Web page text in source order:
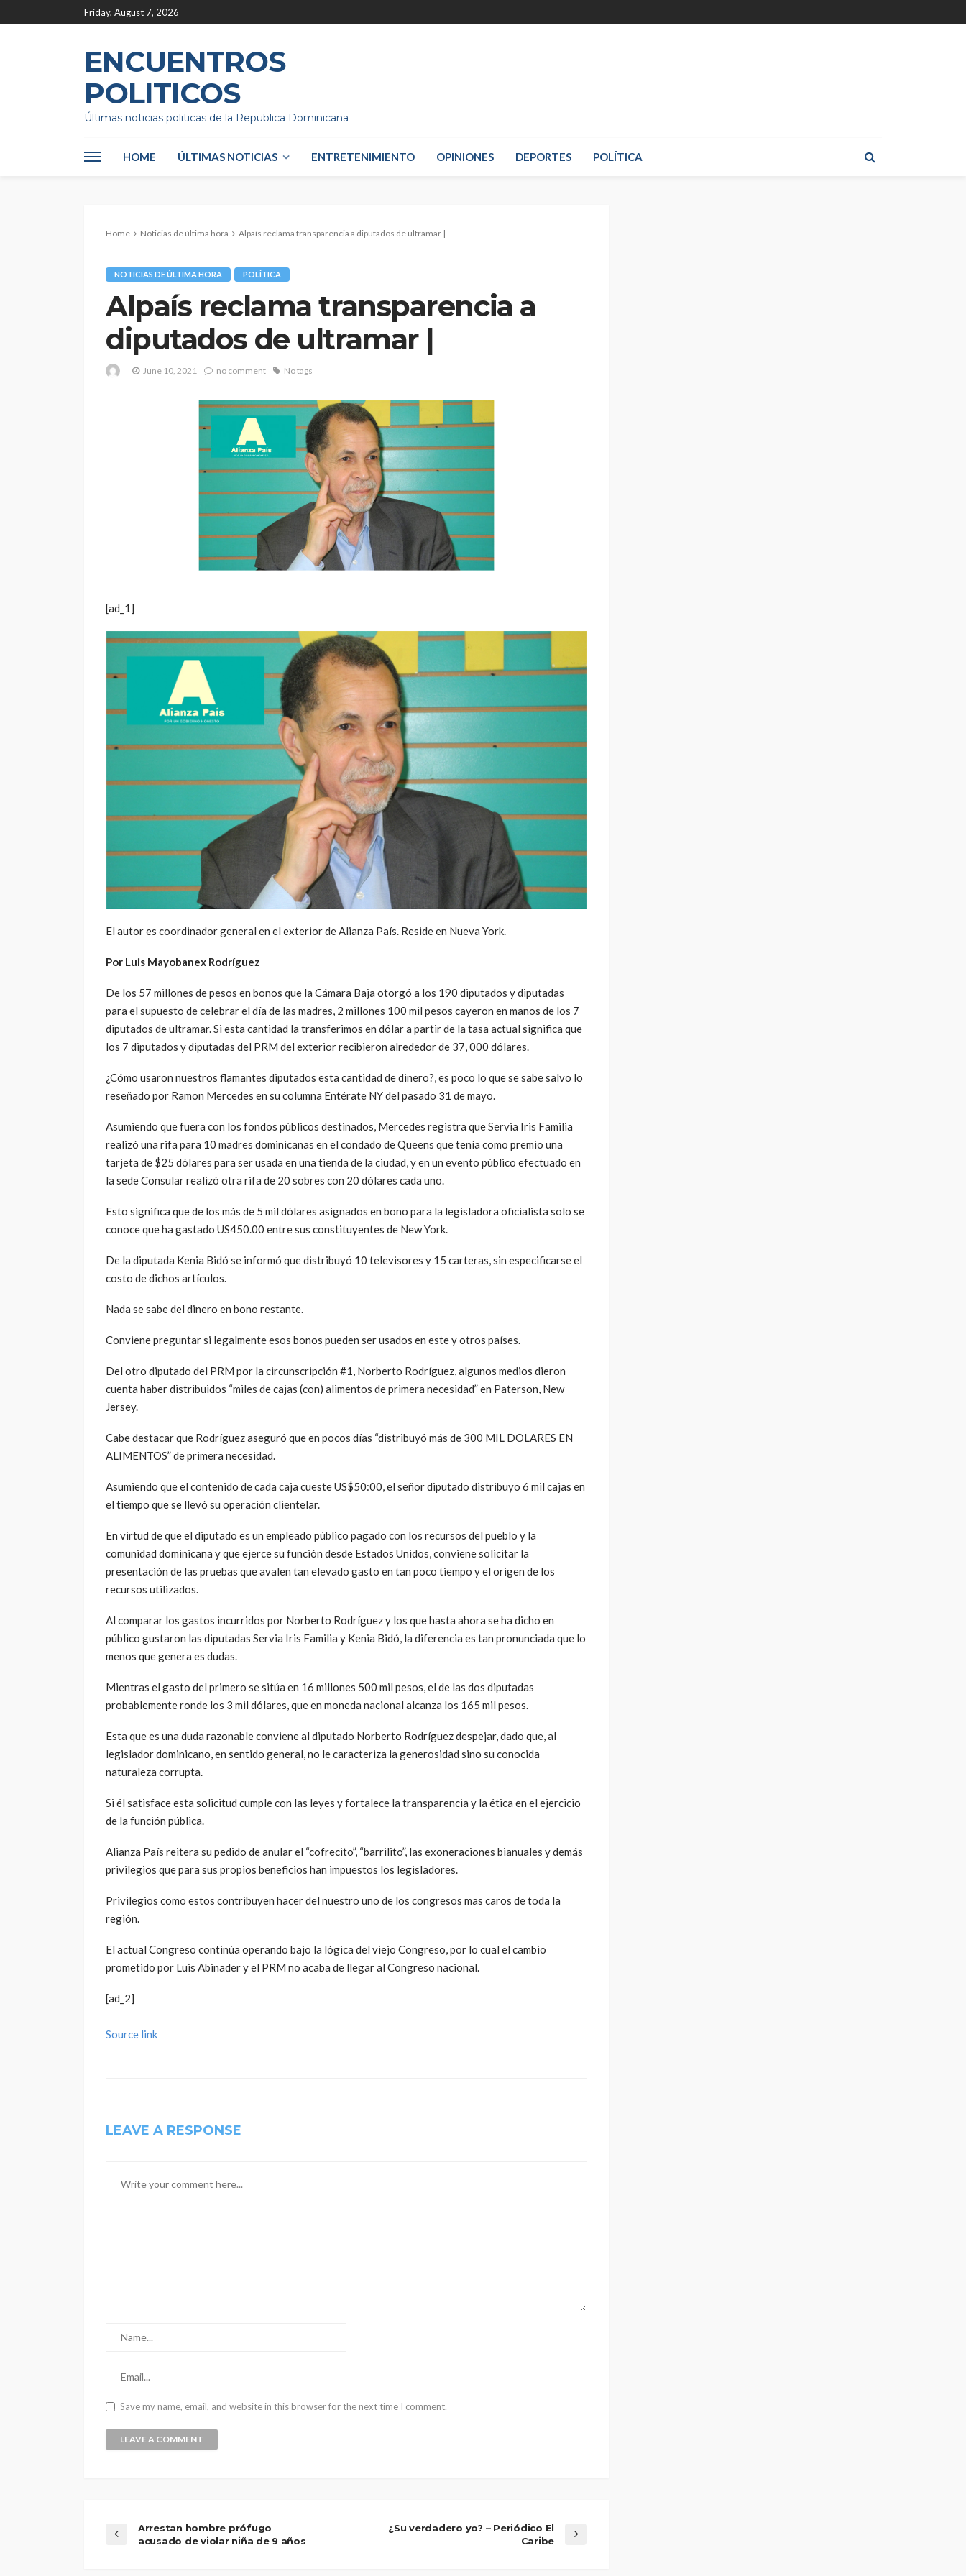
Friday, August 7, 2026
ENCUENTROS
POLITICOS
Últimas noticias politicas de la Republica Dominicana
HOME ÚLTIMAS NOTICIAS ENTRETENIMIENTO OPINIONES DEPORTES POLÍTICA
Home Noticias de última hora Alpaís reclama transparencia a diputados de ultramar |
NOTICIAS DE ÚLTIMA HORA POLÍTICA
Alpaís reclama transparencia a
diputados de ultramar |
June 10, 2021 no comment No tags
Por Luis Mayobanex Rodríguez
De los 57 millones de pesos en bonos que la Cámara Baja otorgó a los 190 diputados y diputadas
para el supuesto de celebrar el día de las madres, 2 millones 100 mil pesos cayeron en manos de los 7
diputados de ultramar. Si esta cantidad la transferimos en dólar a partir de la tasa actual significa que
los 7 diputados y diputadas del PRM del exterior recibieron alrededor de 37, 000 dólares.
¿Cómo usaron nuestros flamantes diputados esta cantidad de dinero?, es poco lo que se sabe salvo lo
reseñado por Ramon Mercedes en su columna Entérate NY del pasado 31 de mayo.
Asumiendo que fuera con los fondos públicos destinados, Mercedes registra que Servia Iris Familia
realizó una rifa para 10 madres dominicanas en el condado de Queens que tenía como premio una
la sede Consular realizó otra rifa de 20 sobres con 20 dólares cada uno.
Esto significa que de los más de 5 mil dólares asignados en bono para la legisladora oficialista solo se
De la diputada Kenia Bidó se informó que distribuyó 10 televisores y 15 carteras, sin especificarse el
costo de dichos artículos.
Nada se sabe del dinero en bono restante.
Del otro diputado del PRM por la circunscripción #1, Norberto Rodríguez, algunos medios dieron
Jersey.
Cabe destacar que Rodríguez aseguró que en pocos días “distribuyó más de 300 MIL DOLARES EN
ALIMENTOS” de primera necesidad.
Asumiendo que el contenido de cada caja cueste US$50:00, el señor diputado distribuyo 6 mil cajas en
el tiempo que se llevó su operación clientelar.
comunidad dominicana y que ejerce su función desde Estados Unidos, conviene solicitar la
presentación de las pruebas que avalen tan elevado gasto en tan poco tiempo y el origen de los
Al comparar los gastos incurridos por Norberto Rodríguez y los que hasta ahora se ha dicho en
público gustaron las diputadas Servia Iris Familia y Kenia Bidó, la diferencia es tan pronunciada que lo
Mientras el gasto del primero se sitúa en 16 millones 500 mil pesos, el de las dos diputadas
Esta que es una duda razonable conviene al diputado Norberto Rodríguez despejar, dado que, al
naturaleza corrupta.
de la función pública.
privilegios que para sus propios beneficios han impuestos los legisladores.
Privilegios como estos contribuyen hacer del nuestro uno de los congresos mas caros de toda la
[ad_2]
Save my name, email, and website in this browser for the next time I comment.